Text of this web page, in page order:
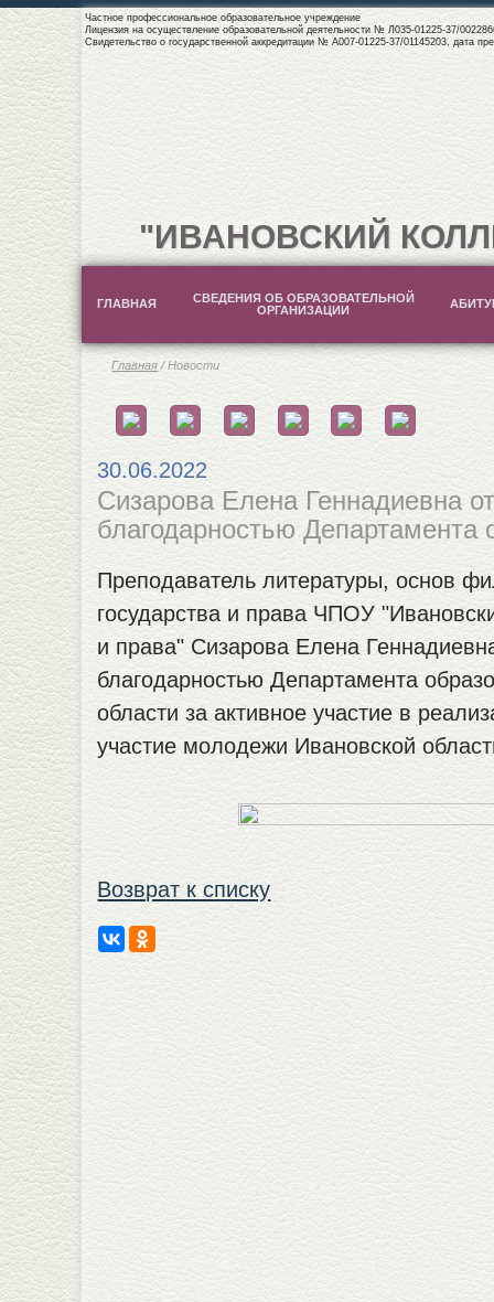
Частное профессиональное образовательное учреждение
Лицензия на осуществление образовательной деятельности № Л035-01225-37/
Свидетельство о государственной аккредитации № А007-01225-37/01145203, дата
"ИВАНОВСКИЙ
ГЛАВНАЯ
СВЕДЕНИЯ ОБ ОБРАЗОВАТЕЛЬНОЙ
ОРГАНИЗАЦИИ
Главная / Новости
30.06.2022
Сизарова Елена Геннадиевна
благодарностью Департамента
Преподаватель литературы, основ
государства и права ЧПОУ
и права" Сизарова Елена
благодарностью Департамента
области за активное участие в
участие молодежи Ивановской
Возврат к списку